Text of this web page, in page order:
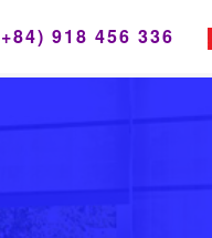
918 456 336